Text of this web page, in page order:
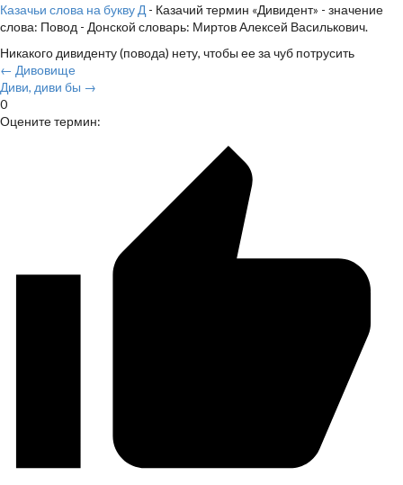
Казачьи слова на букву Д - Казачий термин «Дивидент» - значение
слова: Повод - Донской словарь: Миртов Алексей Василькович.
Никакого дивиденту (повода) нету, чтобы ее за чуб потрусить
← Дивовище
Диви, диви бы →
0
Оцените термин: